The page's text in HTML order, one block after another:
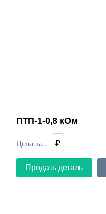
ПТП-1-0,8 кОм
Цена за : ₽
Продать деталь